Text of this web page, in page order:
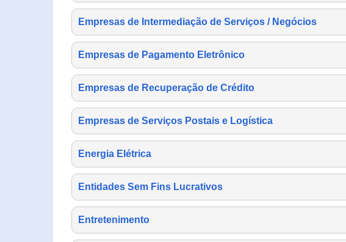
Empresas de Intermediação de Serviços / Negócios
Empresas de Pagamento Eletrônico
Empresas de Recuperação de Crédito
Empresas de Serviços Postais e Logística
Energia Elétrica
Entidades Sem Fins Lucrativos
Entretenimento